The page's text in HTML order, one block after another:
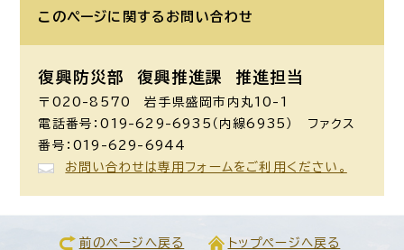
このページに関する お問い合わせ
復興防災部 復興推進課 推進担当
〒020-8570 岩手県盛岡市内丸10-1
電話番号：019-629-6935（内線6935） ファクス
番号：019-629-6944
お問い合わせは専用フォームをご利用ください。
前のページへ戻る トップページへ戻る